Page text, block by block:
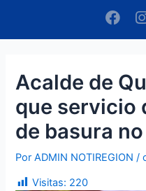
F
a
c
o
o
k
I
Acalde de
que servicio
de basura
PorADMIN NOTIREGION/
Visitas: 220